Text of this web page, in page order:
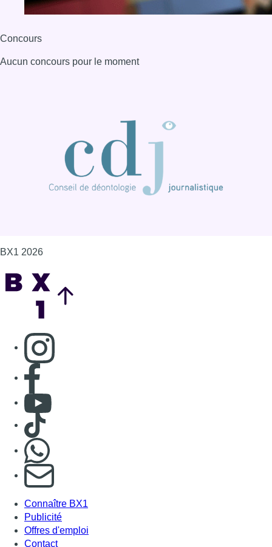
Concours
Aucun concours pour le moment
BX1 2026
Consulter page Instagram
Consulter page Facebook
Consulter Youtube
Consulter TikTok
S'abonner à notre newsletter
Connaître BX1
Publicité
Offres d'emploi
Contact